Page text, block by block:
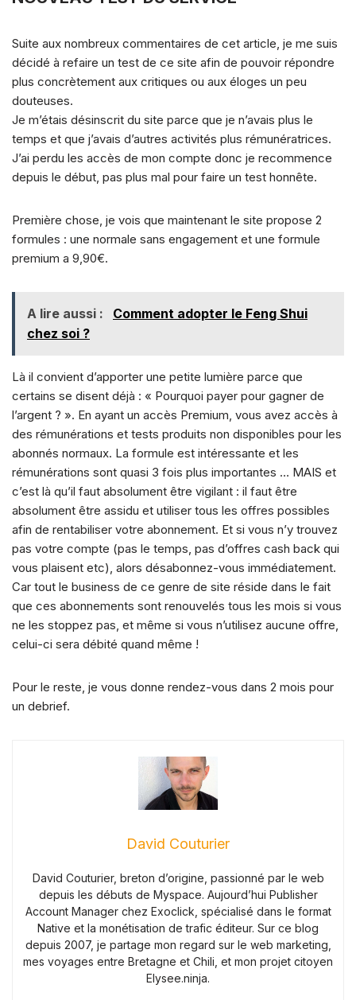
Suite aux nombreux commentaires de cet article, je me suis
décidé à refaire un test de ce site afin de pouvoir répondre
plus concrètement aux critiques ou aux éloges un peu
douteuses.
Je m’étais désinscrit du site parce que je n’avais plus le
temps et que j’avais d’autres activités plus rémunératrices.
J’ai perdu les accès de mon compte donc je recommence
depuis le début, pas plus mal pour faire un test honnête.
Première chose, je vois que maintenant le site propose 2
formules : une normale sans engagement et une formule
premium a 9,90€.
A lire aussi :
Comment adopter le Feng Shui
chez soi ?
Là il convient d’apporter une petite lumière parce que
certains se disent déjà : « Pourquoi payer pour gagner de
l’argent ? ». En ayant un accès Premium, vous avez accès à
des rémunérations et tests produits non disponibles pour les
abonnés normaux. La formule est intéressante et les
rémunérations sont quasi 3 fois plus importantes … MAIS et
c’est là qu’il faut absolument être vigilant : il faut être
absolument être assidu et utiliser tous les offres possibles
afin de rentabiliser votre abonnement. Et si vous n’y trouvez
pas votre compte (pas le temps, pas d’offres cash back qui
vous plaisent etc), alors désabonnez-vous immédiatement.
Car tout le business de ce genre de site réside dans le fait
que ces abonnements sont renouvelés tous les mois si vous
ne les stoppez pas, et même si vous n’utilisez aucune offre,
celui-ci sera débité quand même !
Pour le reste, je vous donne rendez-vous dans 2 mois pour
un debrief.
David Couturier
David Couturier, breton d’origine, passionné par le web
depuis les débuts de Myspace. Aujourd’hui Publisher
Account Manager chez Exoclick, spécialisé dans le format
Native et la monétisation de trafic éditeur. Sur ce blog
depuis 2007, je partage mon regard sur le web marketing,
mes voyages entre Bretagne et Chili, et mon projet citoyen
Elysee.ninja.